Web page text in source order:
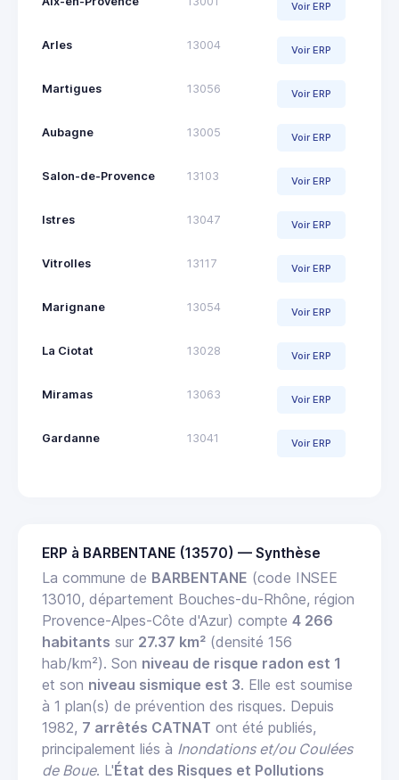
Voir ERP
Arles 13004 Voir ERP
Martigues 13056 Voir ERP
Aubagne 13005 Voir ERP
Salon-de-Provence 13103 Voir ERP
Istres 13047 Voir ERP
Vitrolles 13117 Voir ERP
Marignane 13054 Voir ERP
La Ciotat 13028 Voir ERP
Miramas 13063 Voir ERP
Gardanne 13041 Voir ERP
ERP à BARBENTANE (13570) — Synthèse
La commune de BARBENTANE (code INSEE
13010, département Bouches-du-Rhône, région
Provence-Alpes-Côte d'Azur) compte 4 266
habitants sur 27.37 km² (densité 156
hab/km²). Son niveau de risque radon est 1
et son niveau sismique est 3. Elle est soumise
à 1 plan(s) de prévention des risques. Depuis
1982, 7 arrêtés CATNAT ont été publiés,
principalement liés à Inondations et/ou Coulées
de Boue. L'État des Risques et Pollutions